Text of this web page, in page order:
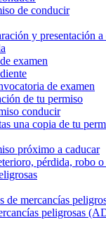
de conducir
y presentación a
examen
de examen
de tu permiso
conducir
una copia de tu
próximo a caducar
pérdida, robo o
mercancías
peligrosas